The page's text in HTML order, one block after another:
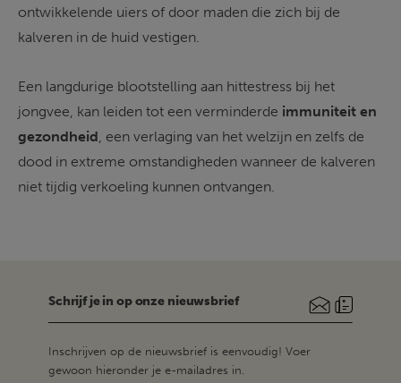
ontwikkelende uiers of door maden die zich bij de
kalveren in de huid vestigen.
Een langdurige blootstelling aan hittestress bij het
jongvee, kan leiden tot een verminderde immuniteit en
gezondheid, een verlaging van het welzijn en zelfs de
dood in extreme omstandigheden wanneer de kalveren
niet tijdig verkoeling kunnen ontvangen.
Schrijf je in op onze nieuwsbrief
Inschrijven op de nieuwsbrief is eenvoudig! Voer
gewoon hieronder je e-mailadres in.